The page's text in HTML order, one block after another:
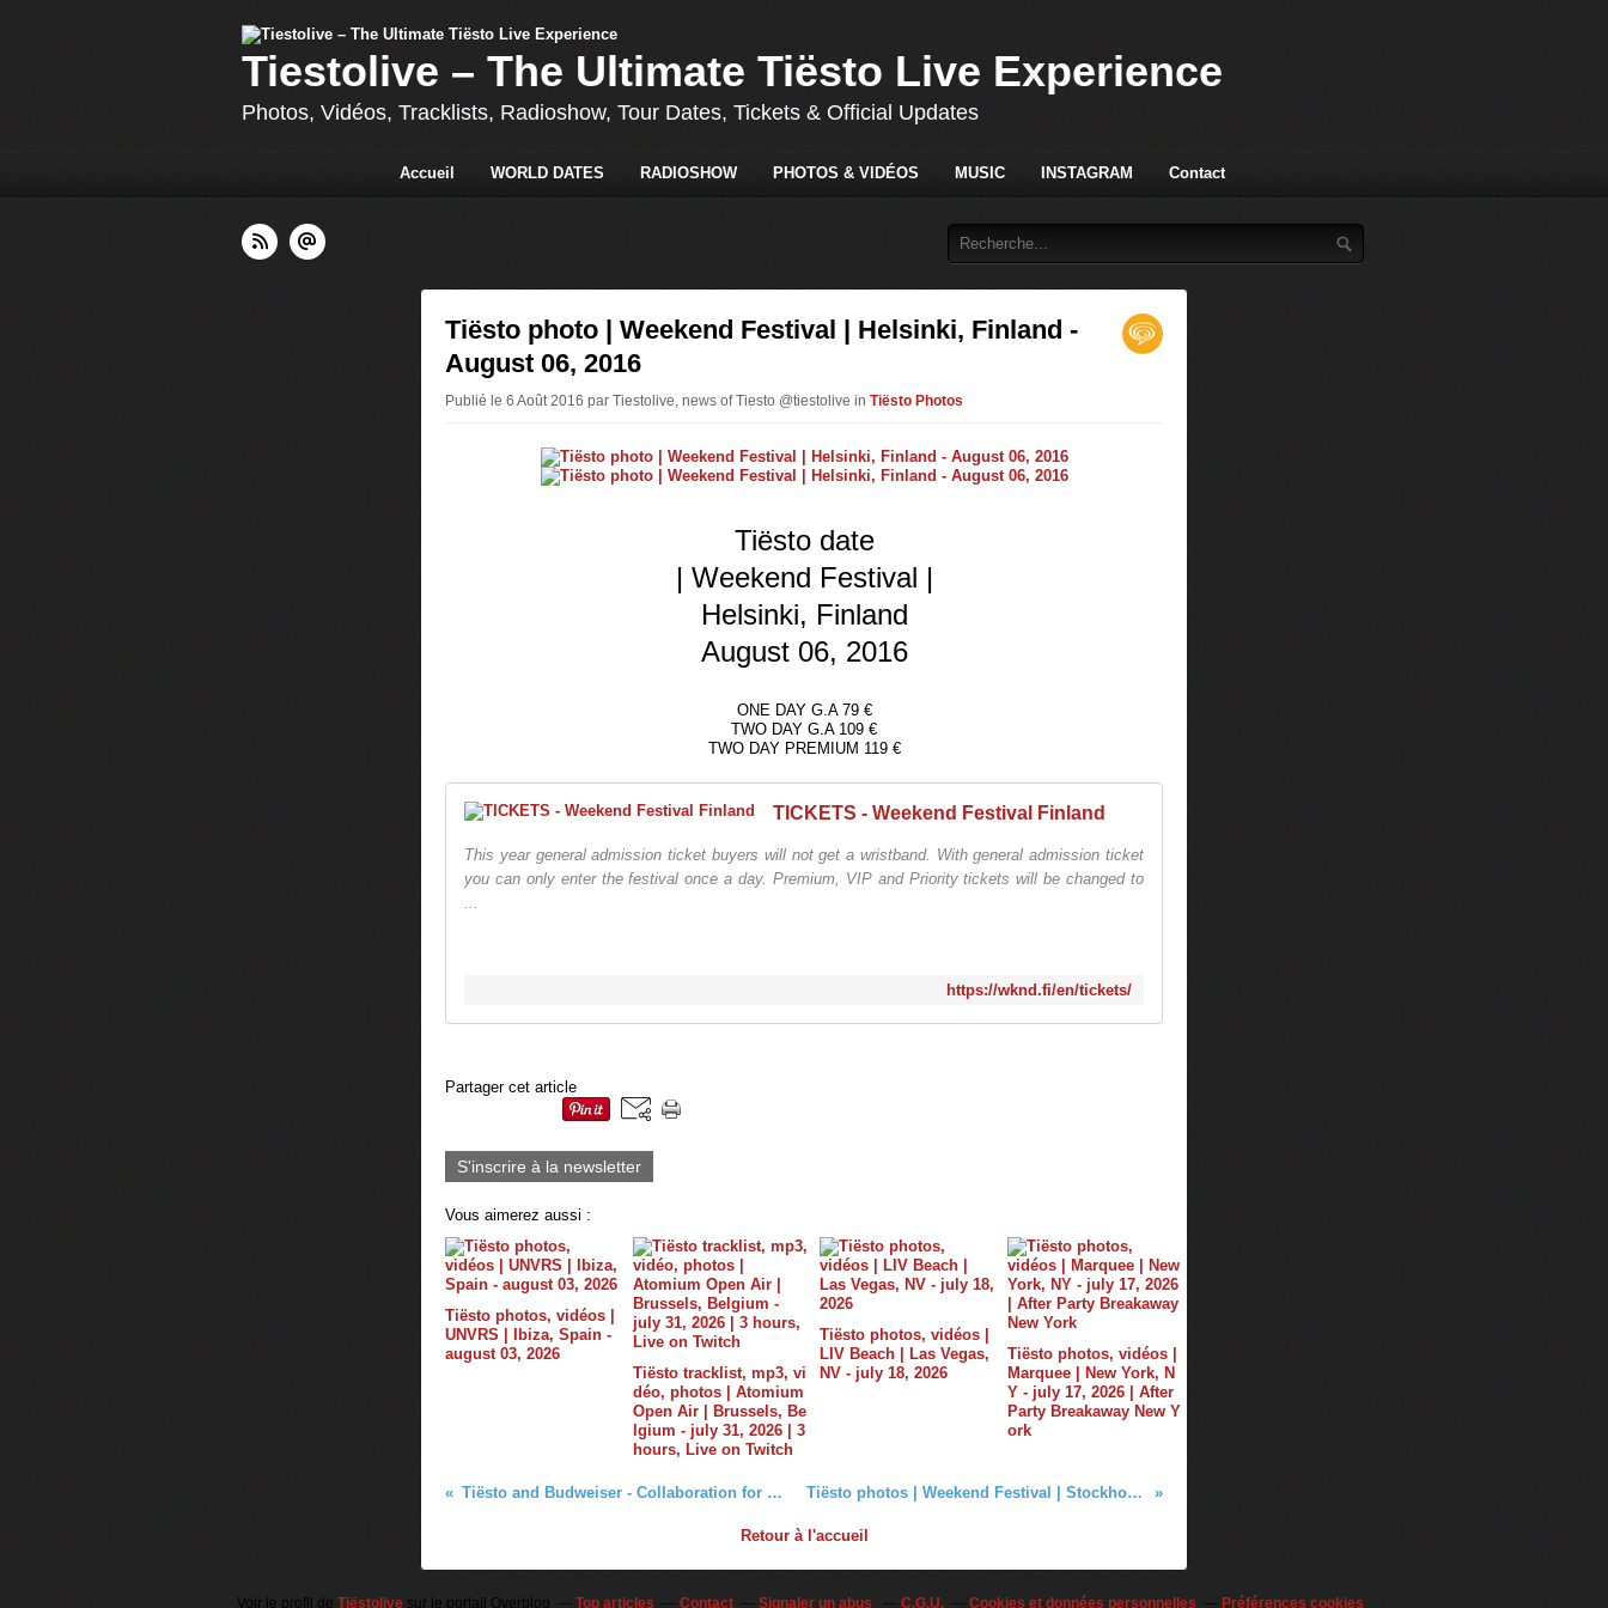
Tiestolive – The Ultimate Tiësto Live Experience
Photos, Vidéos, Tracklists, Radioshow, Tour Dates, Tickets & Official Updates
Accueil WORLD DATES RADIOSHOW PHOTOS & VIDÉOS MUSIC INSTAGRAM Contact
Tiësto photo | Weekend Festival | Helsinki, Finland -
August 06, 2016
Publié le 6 Août 2016 par Tiestolive, news of Tiesto @tiestolive in Tiësto Photos
Tiësto date
| Weekend Festival |
Helsinki, Finland
August 06, 2016
ONE DAY G.A 79 €
TWO DAY G.A 109 €
TWO DAY PREMIUM 119 €
TICKETS - Weekend Festival Finland
This year general admission ticket buyers will not get a wristband. With general admission ticket
you can only enter the festival once a day. Premium, VIP and Priority tickets will be changed to
https://wknd.fi/en/tickets/
Partager cet article
S'inscrire à la newsletter
Vous aimerez aussi :
Tiësto photos, vidéos |
UNVRS | Ibiza, Spain -
august 03, 2026
Tiësto tracklist, mp3, vi
déo, photos | Atomium
Open Air | Brussels, Be
lgium - july 31, 2026 | 3
hours, Live on Twitch
Tiësto photos, vidéos |
LIV Beach | Las Vegas,
NV - july 18, 2026
Tiësto photos, vidéos |
Marquee | New York, N
Y - july 17, 2026 | After
Party Breakaway New Y
ork
Tiësto and Budweiser - Collaboration for new Beer and Exclusive track Tiësto photos | Weekend Festival | Stockholm, Sweden - August 06, 2016
Retour à l'accueil
Voir le profil de Tiëstolive sur le portail Overblog Top articles Contact Signaler un abus C.G.U. Cookies et données personnelles Préférences cookies